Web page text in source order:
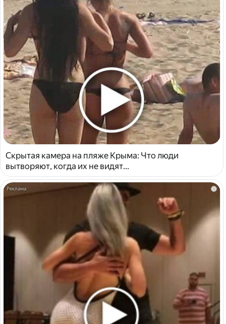
Скрытая камера на пляже Крыма: Что люди
вытворяют, когда их не видят...
i